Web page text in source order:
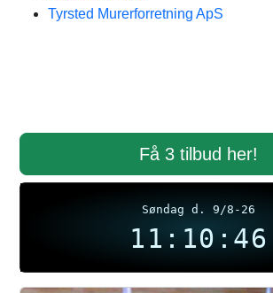
Tyrsted Murerforretning ApS
Få 3 tilbud her!
Søndag d. 9/8-26
11:10:46